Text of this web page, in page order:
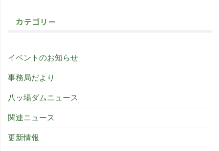
カテゴリー
イベントのお知らせ
事務局だより
八ッ場ダムニュース
関連ニュース
更新情報